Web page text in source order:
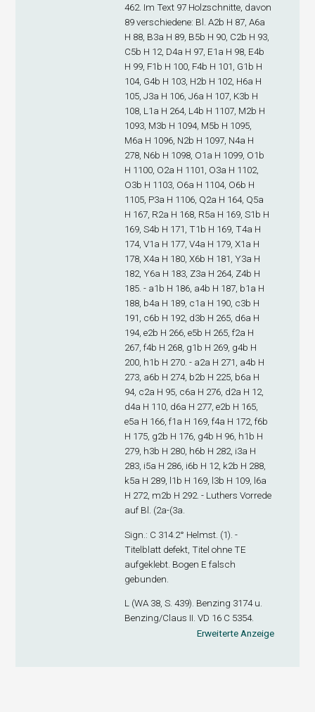
462. Im Text 97 Holzschnitte, davon
89 verschiedene: Bl. A2b H 87, A6a
H 88, B3a H 89, B5b H 90, C2b H 93,
C5b H 12, D4a H 97, E1a H 98, E4b
H 99, F1b H 100, F4b H 101, G1b H
104, G4b H 103, H2b H 102, H6a H
105, J3a H 106, J6a H 107, K3b H
108, L1a H 264, L4b H 1107, M2b H
1093, M3b H 1094, M5b H 1095,
M6a H 1096, N2b H 1097, N4a H
278, N6b H 1098, O1a H 1099, O1b
H 1100, O2a H 1101, O3a H 1102,
O3b H 1103, O6a H 1104, O6b H
1105, P3a H 1106, Q2a H 164, Q5a
H 167, R2a H 168, R5a H 169, S1b H
169, S4b H 171, T1b H 169, T4a H
174, V1a H 177, V4a H 179, X1a H
178, X4a H 180, X6b H 181, Y3a H
182, Y6a H 183, Z3a H 264, Z4b H
185. - a1b H 186, a4b H 187, b1a H
188, b4a H 189, c1a H 190, c3b H
191, c6b H 192, d3b H 265, d6a H
194, e2b H 266, e5b H 265, f2a H
267, f4b H 268, g1b H 269, g4b H
200, h1b H 270. - a2a H 271, a4b H
273, a6b H 274, b2b H 225, b6a H
94, c2a H 95, c6a H 276, d2a H 12,
d4a H 110, d6a H 277, e2b H 165,
e5a H 166, f1a H 169, f4a H 172, f6b
H 175, g2b H 176, g4b H 96, h1b H
279, h3b H 280, h6b H 282, i3a H
283, i5a H 286, i6b H 12, k2b H 288,
k5a H 289, l1b H 169, l3b H 109, l6a
H 272, m2b H 292. - Luthers Vorrede
auf Bl. (2a-(3a.
Sign .: C 314.2° Helmst. (1). -
Titelblatt defekt, Titel ohne TE
aufgeklebt. Bogen E falsch
gebunden.
L (WA 38, S. 439). Benzing 3174 u.
Benzing/Claus II. VD 16 C 5354.
Erweiterte Anzeige